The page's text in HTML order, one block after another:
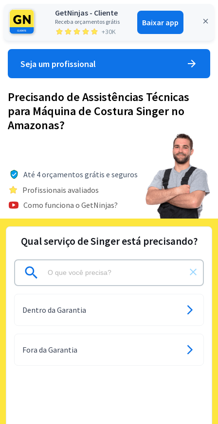
GetNinjas - Cliente
Receba orçamentos grátis
+30K
Baixar app
Entrar
Seja um profissional
Precisando de Assistências Técnicas
para Máquina de Costura Singer no
Amazonas?
Até 4 orçamentos grátis e seguros
Profissionais avaliados
Como funciona o GetNinjas?
Qual serviço de Singer está precisando?
Dentro da Garantia
Fora da Garantia